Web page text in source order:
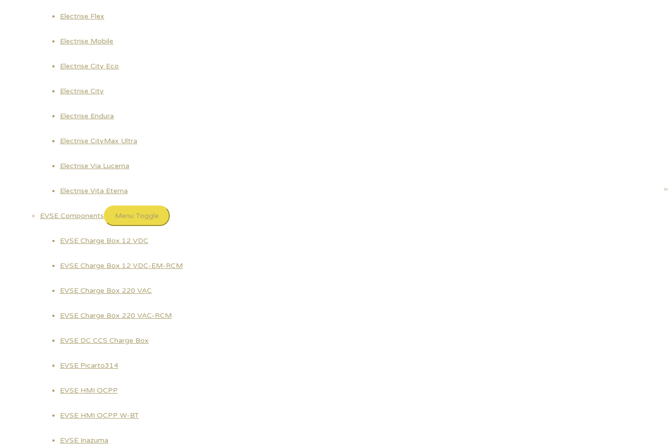
Electrise Flex
Electrise Mobile
Electrise City Eco
Electrise City
Electrise Endura
Electrise CityMax Ultra
Electrise Via Lucerna
Electrise Vita Eterna
EVSE Components Menu Toggle
EVSE Charge Box 12 VDC
EVSE Charge Box 12 VDC-EM-RCM
EVSE Charge Box 220 VAC
EVSE Charge Box 220 VAC-RCM
EVSE DC CCS Charge Box
EVSE Picarto314
EVSE HMI OCPP
EVSE HMI OCPP W-BT
EVSE Inazuma
Ce que nous faisons
(OCPP 1.5, 1.6 et 2.0).
Notre équipe est composée de 5 ingénieurs R&D et 6 techniciens de production. Nous développons et produisons toutes nos solutions en interne.
Copyright © 2026 Charge Technology